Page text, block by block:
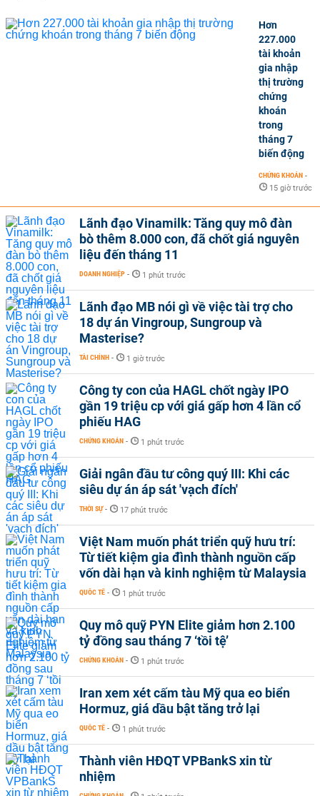
Hơn
227.000
tài khoản
gia nhập
thị trường
chứng
khoán
trong
tháng 7
biến động
CHỨNG KHOÁN -
15 giờ trước
Lãnh đạo Vinamilk: Tăng quy mô đàn
bò thêm 8.000 con, đã chốt giá nguyên
liệu đến tháng 11
DOANH NGHIỆP - 1 phút trước
Lãnh đạo MB nói gì về việc tài trợ cho
18 dự án Vingroup, Sungroup và
Masterise?
TÀI CHÍNH - 1 giờ trước
Công ty con của HAGL chốt ngày IPO
gần 19 triệu cp với giá gấp hơn 4 lần cổ
phiếu HAG
CHỨNG KHOÁN - 1 phút trước
Giải ngân đầu tư công quý III: Khi các
siêu dự án áp sát 'vạch đích'
THỜI SỰ - 17 phút trước
Việt Nam muốn phát triển quỹ hưu trí:
Từ tiết kiệm gia đình thành nguồn cấp
vốn dài hạn và kinh nghiệm từ Malaysia
QUỐC TẾ - 1 phút trước
Quy mô quỹ PYN Elite giảm hơn 2.100
tỷ đồng sau tháng 7 ‘tồi tệ’
CHỨNG KHOÁN - 1 phút trước
Iran xem xét cấm tàu Mỹ qua eo biển
Hormuz, giá dầu bật tăng trở lại
QUỐC TẾ - 1 phút trước
Thành viên HĐQT VPBankS xin từ
nhiệm